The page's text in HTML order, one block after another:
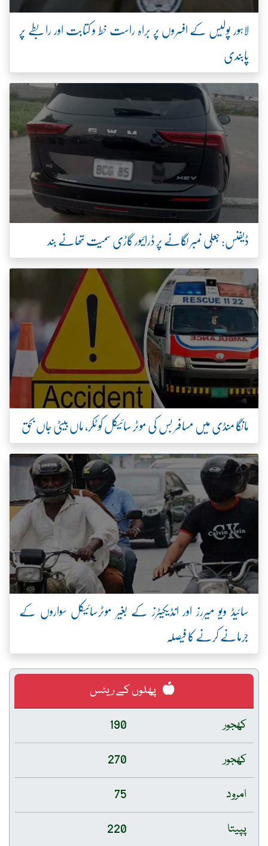
لاہور پولیس کے افسروں پر براہ راست خط و کتابت اور رابطے پر
پابندی
ڈیفنس: جعلی نمبر لگانے پر ڈرائیور گاڑی سمیت تھانے بند
مانگا منڈی میں مسافر بس کی موٹر سائیکل کو ٹکر، ماں بیٹی جاں بحق
سائیڈ ویو میررز اور انڈیکیٹرز کے بغیر موٹرسائیکل سواروں کے
جرمانے کرنے کا فیصلہ
پھلوں کے ریٹس
کھجور
190
کھجور
270
امرود
75
پپیتا
220